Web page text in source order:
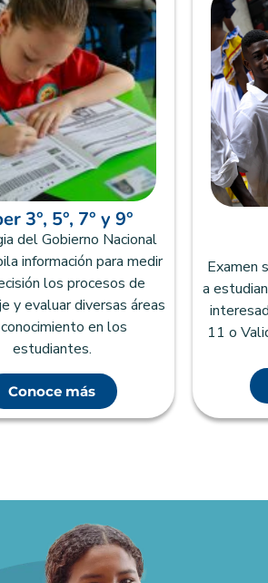
3°, 5°, 7° y 9°
del Gobierno Nacional
información para medir
los procesos de
y evaluar diversas áreas
en los
estudiantes.
Conoce más
Examen
a
11 o